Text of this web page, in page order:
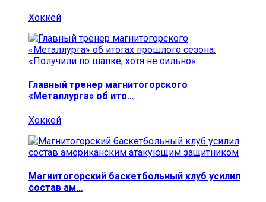
Хоккей
Главный тренер магнитогорского
«Металлурга» об ито…
Хоккей
Магнитогорский баскетбольный клуб усилил
состав ам…